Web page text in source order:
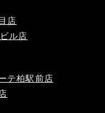
店
ル店
テ柏駅前店